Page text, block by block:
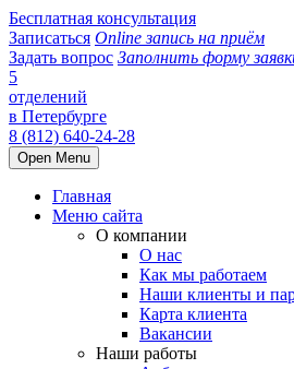
Бесплатная консультация
Записаться Online запись на приём
Задать вопрос Заполнить форму
5
отделений
в Петербурге
8 (812) 640-24-28
Open Menu
Главная
Меню сайта
О компании
О нас
Как мы работаем
Наши клиенты и
Карта клиента
Вакансии
Наши работы